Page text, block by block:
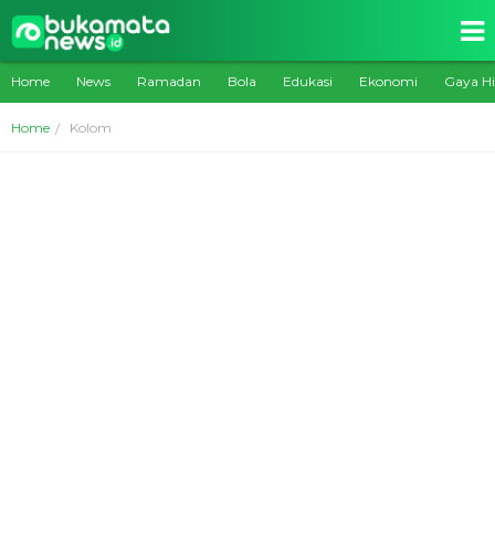
Home News Ramadan Bola Edukasi Ekonomi Gaya
Home Kolom